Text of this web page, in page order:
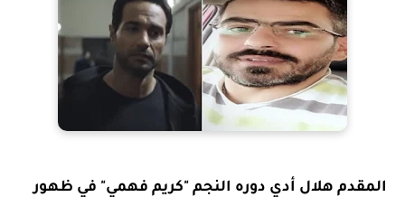
المقدم هلال أدي دوره النجم "كريم فهمي" في ظهور